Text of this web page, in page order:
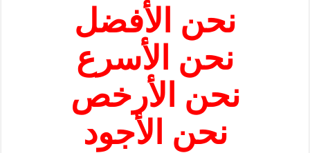
نحن الأفضل
نحن الأسرع
نحن الأرخص
نحن الأجود